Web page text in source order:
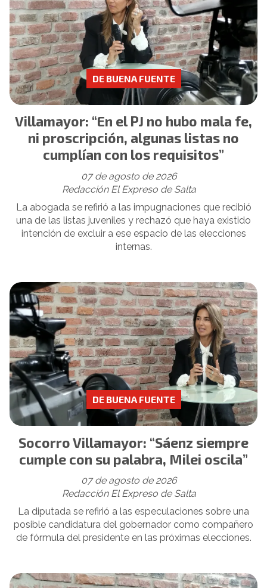
Villamayor: “En el PJ no hubo mala fe,
ni proscripción, algunas listas no
cumplían con los requisitos”
Redacción El Expreso de Salta
DE BUENA FUENTE
07 de agosto de 2026
La abogada se refirió a las impugnaciones que recibió
una de las listas juveniles y rechazó que haya existido
intención de excluir a ese espacio de las elecciones
internas.
Socorro Villamayor: “Sáenz siempre
cumple con su palabra, Milei oscila”
Redacción El Expreso de Salta
DE BUENA FUENTE
07 de agosto de 2026
La diputada se refirió a las especulaciones sobre una
posible candidatura del gobernador como compañero
de fórmula del presidente en las próximas elecciones.